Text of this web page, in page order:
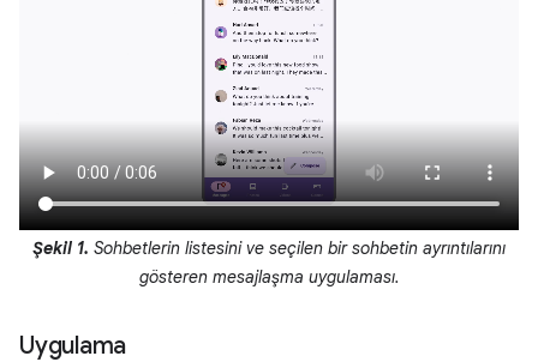
Şekil 1. Sohbetlerin listesini ve seçilen bir sohbetin ayrıntılarını
gösteren mesajlaşma uygulaması.
Uygulama